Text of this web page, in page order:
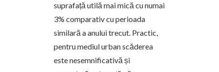
suprafață utilă mai mică cu numai
3% comparativ cu perioada
similară a anului trecut. Practic,
pentru mediul urban scăderea
este nesemnificativă și